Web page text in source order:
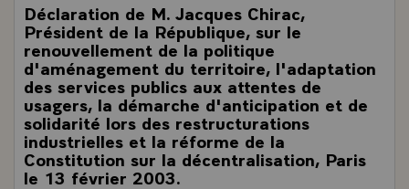
Déclaration de M. Jacques Chirac,
Président de la République, sur le
renouvellement de la politique
d'aménagement du territoire, l'adaptation
des services publics aux attentes de
usagers, la démarche d'anticipation et de
solidarité lors des restructurations
industrielles et la réforme de la
Constitution sur la décentralisation, Paris
le 13 février 2003.